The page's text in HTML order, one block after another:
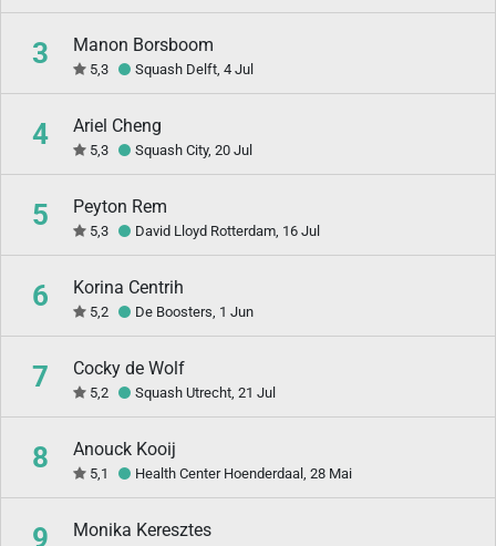
3 Manon Borsboom
5,3 Squash Delft, 4 Jul
4 Ariel Cheng
5,3 Squash City, 20 Jul
5 Peyton Rem
5,3 David Lloyd Rotterdam, 16 Jul
6 Korina Centrih
5,2 De Boosters, 1 Jun
7 Cocky de Wolf
5,2 Squash Utrecht, 21 Jul
8 Anouck Kooij
5,1 Health Center Hoenderdaal, 28 Mai
9 Monika Keresztes